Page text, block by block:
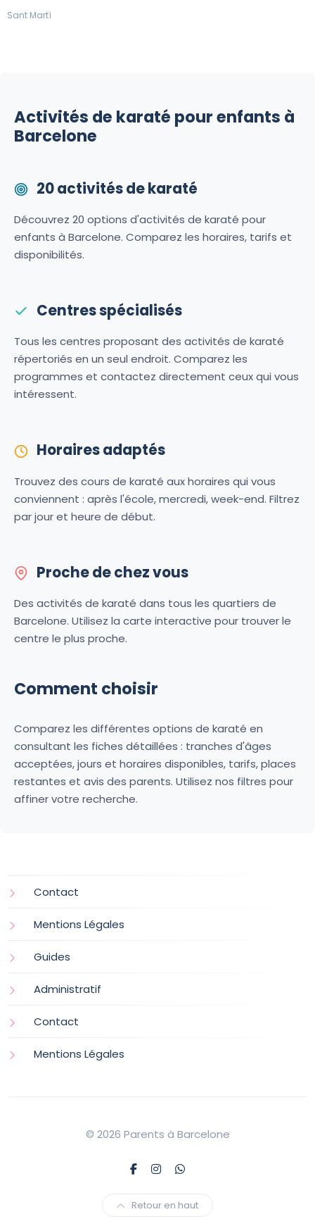
Sant Martí
Activités de karaté pour enfants à
Barcelone
20 activités de karaté
Découvrez 20 options d'activités de karaté pour
enfants à Barcelone. Comparez les horaires, tarifs et
disponibilités.
Centres spécialisés
Tous les centres proposant des activités de karaté
répertoriés en un seul endroit. Comparez les
programmes et contactez directement ceux qui vous
intéressent.
Horaires adaptés
Trouvez des cours de karaté aux horaires qui vous
conviennent : après l'école, mercredi, week-end. Filtrez
par jour et heure de début.
Proche de chez vous
Des activités de karaté dans tous les quartiers de
Barcelone. Utilisez la carte interactive pour trouver le
centre le plus proche.
Comment choisir
Comparez les différentes options de karaté en
consultant les fiches détaillées : tranches d'âges
acceptées, jours et horaires disponibles, tarifs, places
restantes et avis des parents. Utilisez nos filtres pour
affiner votre recherche.
Contact
Mentions Légales
Guides
Administratif
Contact
Mentions Légales
© 2026 Parents à Barcelone
Retour en haut